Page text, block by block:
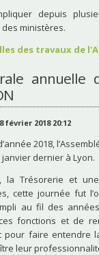
depuis
ministères.
des travaux de
annuelle
2018 20:12
2018,
janvier dernier à Lyon.
la Trésorerie et
cette journée fut
au fil des
fonctions et de
pour faire entendre
leur